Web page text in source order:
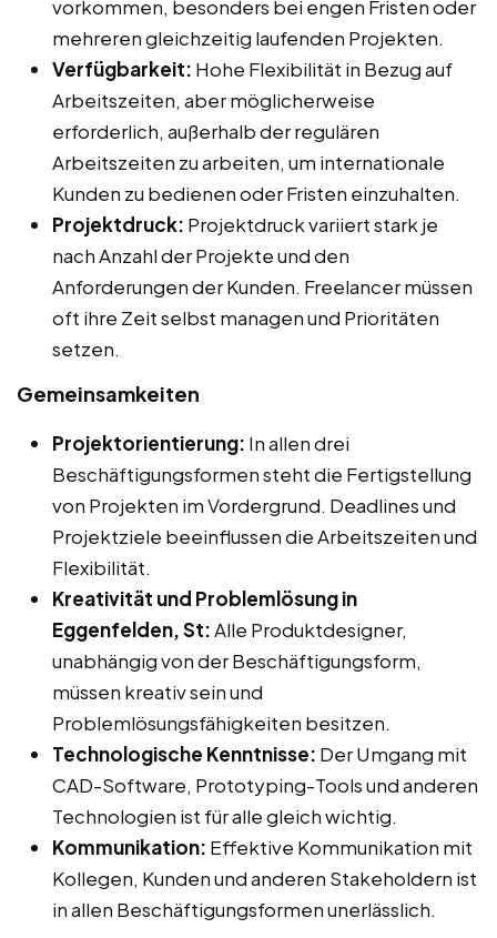
vorkommen, besonders bei engen Fristen oder
mehreren gleichzeitig laufenden Projekten.
Verfügbarkeit: Hohe Flexibilität in Bezug auf
Arbeitszeiten, aber möglicherweise
erforderlich, außerhalb der regulären
Arbeitszeiten zu arbeiten, um internationale
Kunden zu bedienen oder Fristen einzuhalten.
Projektdruck: Projektdruck variiert stark je
nach Anzahl der Projekte und den
Anforderungen der Kunden. Freelancer müssen
oft ihre Zeit selbst managen und Prioritäten
setzen.
Gemeinsamkeiten
Projektorientierung: In allen drei
Beschäftigungsformen steht die Fertigstellung
von Projekten im Vordergrund. Deadlines und
Projektziele beeinflussen die Arbeitszeiten und
Flexibilität.
Kreativität und Problemlösung in
Eggenfelden, St:Alle Produktdesigner,
unabhängig von der Beschäftigungsform,
müssen kreativ sein und
Problemlösungsfähigkeiten besitzen.
Technologische Kenntnisse: Der Umgang mit
CAD-Software, Prototyping-Tools und anderen
Technologien ist für alle gleich wichtig.
Kommunikation: Effektive Kommunikation mit
Kollegen, Kunden und anderen Stakeholdern ist
in allen Beschäftigungsformen unerlässlich.